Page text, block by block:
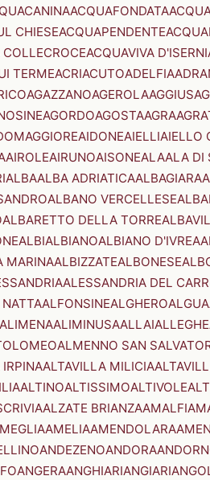
ACQUAFONDATA
CHIESEACQUAPENDENTE
ACQUAVIVA
TERMEACRIACUTOADELFIA
AGAZZANOAGEROLAAGGIUS
AGORDOAGOSTAAGRA
AIDONEAIELLIAIELLO
AIROLEAIRUNOAISONEALAALA DI
ALBAALBA ADRIATICAALBAGIARA
ALBANO VERCELLESE
ALBARETTO DELLA TORRE
ALBIALBIANOALBIANO D'IVREA
MARINAALBIZZATEALBONESE
ALESSANDRIA DEL
ALFONSINEALGHEROALGUA
ALIMENAALIMINUSAALLAIALLEGHE
ALMENNO SAN
ALTAVILLA MILICIA
ALTINOALTISSIMOALTIVOLE
ALZATE BRIANZAAMALFI
AMELIAAMENDOLARA
ANDEZENOANDORA
ANGERAANGHIARIANGIARI